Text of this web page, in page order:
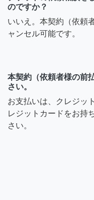
のですか？
いいえ。本契約（依頼
ャンセル可能です。
本契約（依頼者様の前
さい。
お支払いは、クレジッ
レジットカードをお持
さい。